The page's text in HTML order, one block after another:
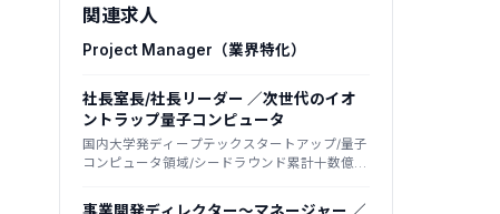
関連求人
Project Manager（業界特化）
社長室長/社長リーダー ／次世代のイオ
ントラップ量子コンピュータ
国内大学発ディープテックスタートアップ/量子
コンピュータ領域/シードラウンド累計十数億円